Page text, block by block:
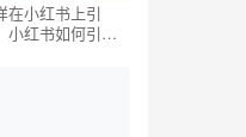
在小红书上引
小红书如何引流